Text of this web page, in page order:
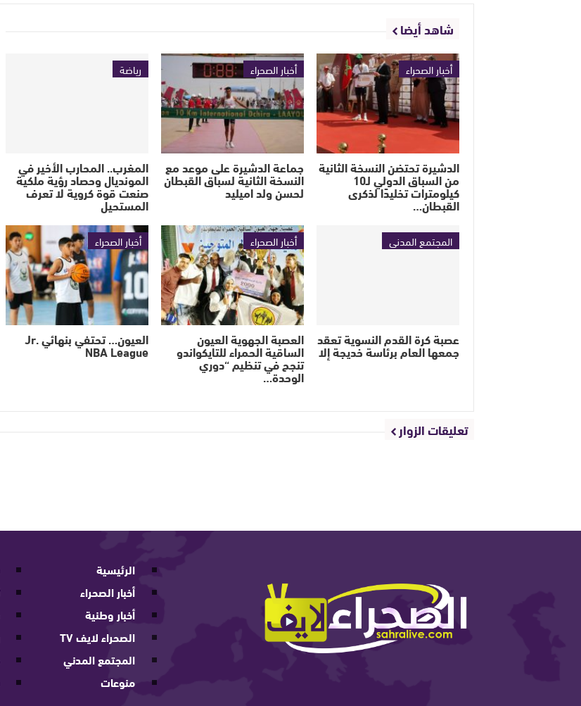
شاهد أيضا
أخبار الصحراء
الدشيرة تحتضن النسخة الثانية
من السباق الدولي لـ10
كيلومترات تخليدًا لذكرى
القبطان…
أخبار الصحراء
جماعة الدشيرة على موعد مع
النسخة الثانية لسباق القبطان
لحسن ولد اميليد
رياضة
المغرب.. المحارب الأخير في
المونديال وحصاد رؤية ملكية
صنعت قوة كروية لا تعرف
المستحيل
المجتمع المدني
عصبة كرة القدم النسوية تعقد
جمعها العام برئاسة خديجة إلا
أخبار الصحراء
العصبة الجهوية العيون
الساقية الحمراء للتايكواندو
تنجح في تنظيم “دوري
الوحدة…
أخبار الصحراء
العيون… تحتفي بنهائي Jr.
NBA League
تعليقات الزوار
الرئيسية
أخبار الصحراء
أخبار وطنية
الصحراء لايف TV
المجتمع المدني
منوعات